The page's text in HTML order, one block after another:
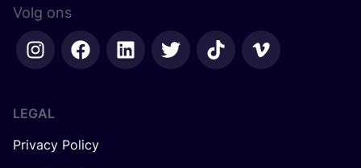
Volg ons
LEGAL
Privacy Policy